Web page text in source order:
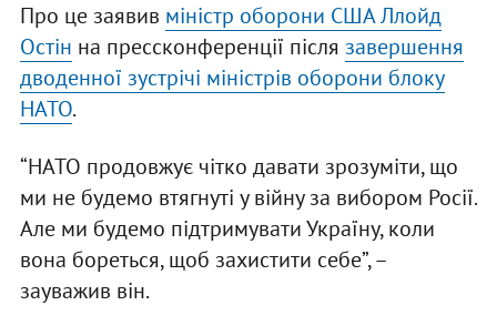
Про це заявив міністр оборони США Ллойд
Остін на прессконференції після завершення
дводенної зустрічі міністрів оборони блоку
НАТО.
“НАТО продовжує чітко давати зрозуміти, що
ми не будемо втягнуті у війну за вибором Росії.
Але ми будемо підтримувати Україну, коли
вона бореться, щоб захистити себе”, –
зауважив він.